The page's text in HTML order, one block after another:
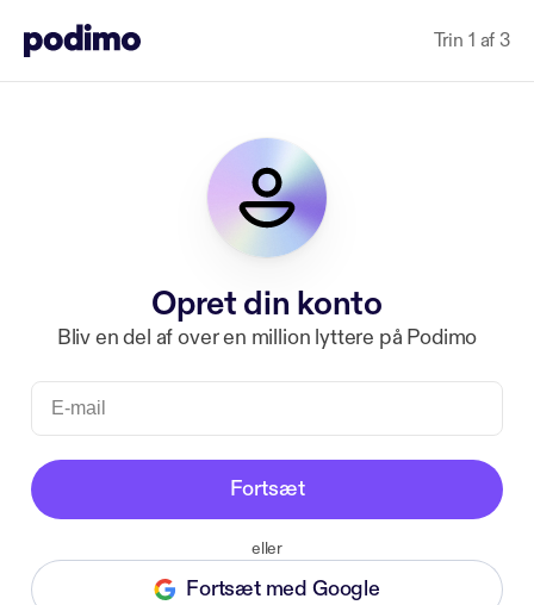
Trin 1 af 3
Opret din konto
Bliv en del af over en million lyttere på Podimo
Fortsæt
eller
Fortsæt med Google